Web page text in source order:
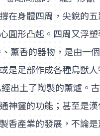
在身體四周，尖銳的
圓形凸起。四周又浮
薰香的器物，是由一
是足部作成各種鳥獸
出土了陶製的薰爐。
神靈的功能；甚至是
香產業的發展，不論